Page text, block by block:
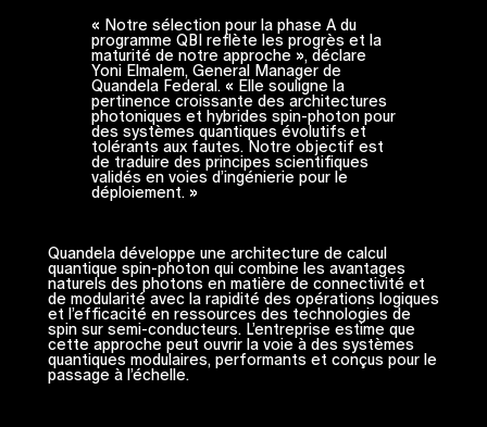
« Notre sélection pour la phase A du
programme QBI reflète les progrès et la
maturité de notre approche », déclare
Yoni Elmalem, General Manager de
Quandela Federal. « Elle souligne la
pertinence croissante des architectures
photoniques et hybrides spin-photon pour
des systèmes quantiques évolutifs et
tolérants aux fautes. Notre objectif est
de traduire des principes scientifiques
validés en voies d’ingénierie pour le
déploiement. »
Quandela développe une architecture de calcul
quantique spin-photon qui combine les avantages
naturels des photons en matière de connectivité et
de modularité avec la rapidité des opérations logiques
et l’efficacité en ressources des technologies de
spin sur semi-conducteurs. L’entreprise estime que
cette approche peut ouvrir la voie à des systèmes
quantiques modulaires, performants et conçus pour le
passage à l’échelle.